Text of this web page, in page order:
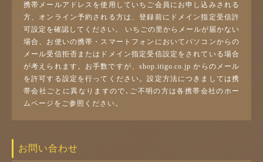
携帯メールアドレスを使用していちご会員にお申し込みされる
方、オンライン予約される方は、登録前にドメイン指定受信許
可設定を確認してください。 いちごの里からメールが届かない
場合、お使いの携帯・スマートフォンにおいてパソコンからの
メール受信拒否またはドメイン指定受信設定をされている場合
が考えられます。お手数ですが、shop.itigo.co.jp からのメール
を許可する設定を行ってください。設定方法につきましては携
帯会社ごとに異なりますので､ご不明の方は各携帯会社のホー
ムページをご参照ください。
お問い合わせ